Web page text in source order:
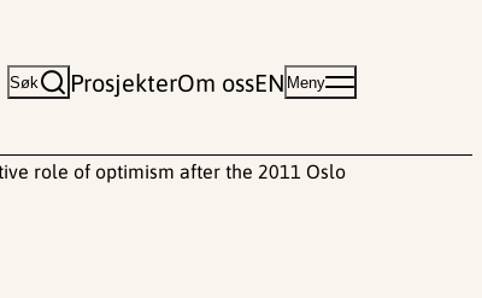
Søk ProsjekterOm ossEN Meny
role of optimism after the 2011 Oslo